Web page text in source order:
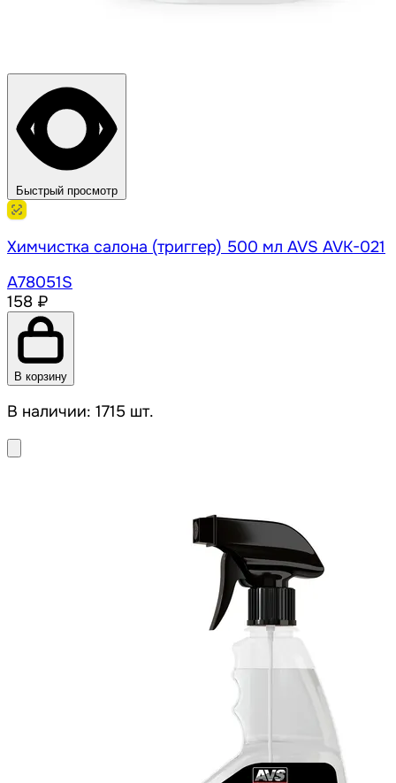
Быстрый просмотр
Химчистка салона (триггер) 500 мл AVS AVK-021
A78051S
158 ₽
В корзину
В наличии: 1715 шт.